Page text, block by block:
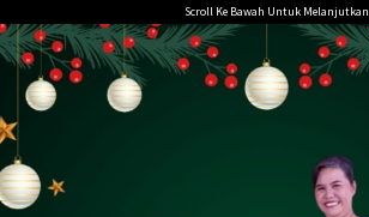
ke
konten
Scroll Ke Bawah Untuk Melanjutkan